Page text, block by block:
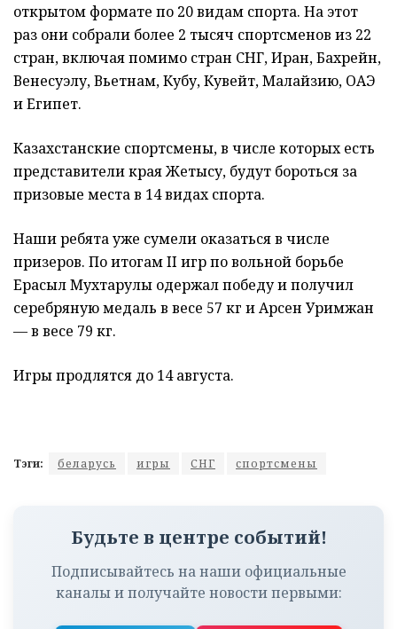
открытом формате по 20 видам спорта. На этот
раз они собрали более 2 тысяч спортсменов из 22
стран, включая помимо стран СНГ, Иран, Бахрейн,
Венесуэлу, Вьетнам, Кубу, Кувейт, Малайзию, ОАЭ
и Египет.
Казахстанские спортсмены, в числе которых есть
представители края Жетысу, будут бороться за
призовые места в 14 видах спорта.
Наши ребята уже сумели оказаться в числе
призеров. По итогам II игр по вольной борьбе
Ерасыл Мухтарулы одержал победу и получил
серебряную медаль в весе 57 кг и Арсен Уримжан
— в весе 79 кг.
Игры продлятся до 14 августа.
Тэги: беларусь игры СНГ спортсмены
Будьте в центре событий!
Подписывайтесь на наши официальные
каналы и получайте новости первыми: